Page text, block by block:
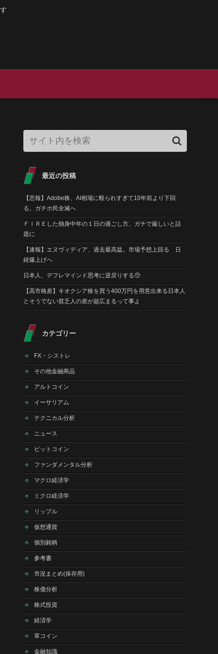
最近の投稿
【悲報】Adobe株、AI相場に殴られすぎて10年前より下回
る。ガチホ民全滅へ
ＦＩＲＥした独身中年の１日の過ごし方、ガチで厳しいと話
題に
【速報】エヌヴィディア、過去最高益。市場予想上回る 日
経爆上げへ
日本人、デフレマインド思考に逆戻りする🥺
【高市格差】キオクシア株を買う400万円を用意出来る日本人
とそうでない貧乏人の差が超広まるって事よ
カテゴリー
FX・シストレ
その他金融商品
アルトコイン
イーサリアム
テクニカル分析
ニュース
ビットコイン
ファンダメンタル分析
マクロ経済学
ミクロ経済学
リップル
仮想通貨
個別銘柄
参考書
市況まとめ(保存用)
株価分析
株式投資
経済学
草コイン
金融知識